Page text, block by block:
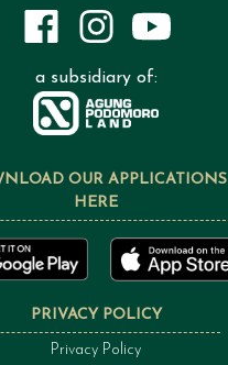
a subsidiary of:
OUR APPLICATIONS
HERE
PRIVACY POLICY
Privacy Policy